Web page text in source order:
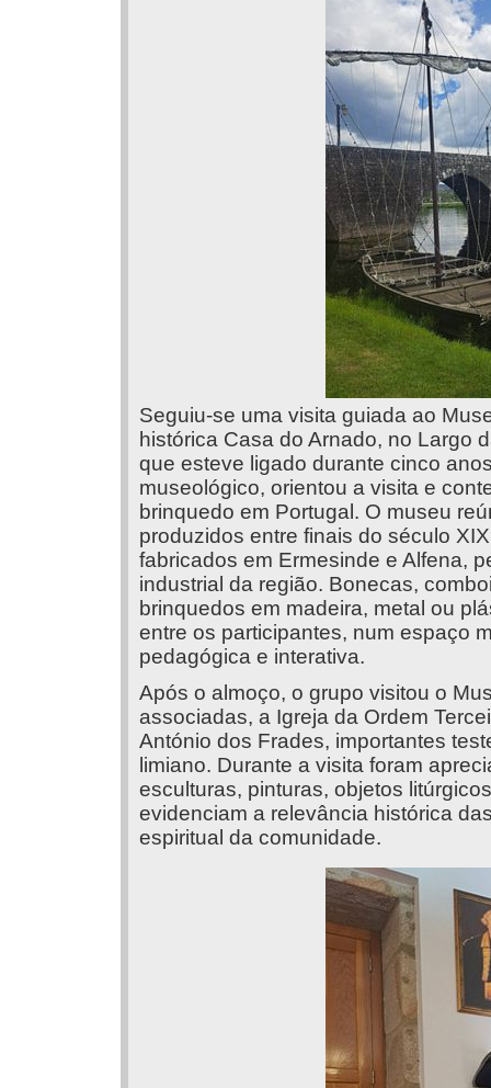
Seguiu-se uma visita guiada ao
histórica Casa do Arnado, no Largo
que esteve ligado durante cinco
museológico, orientou a visita e
brinquedo em Portugal. O museu
produzidos entre finais do século
fabricados em Ermesinde e Alfena,
industrial da região. Bonecas,
brinquedos em madeira, metal ou
entre os participantes, num espaço
pedagógica e interativa.
Após o almoço, o grupo visitou o
associadas, a Igreja da Ordem
António dos Frades, importantes
limiano. Durante a visita foram
esculturas, pinturas, objetos
evidenciam a relevância histórica
espiritual da comunidade.